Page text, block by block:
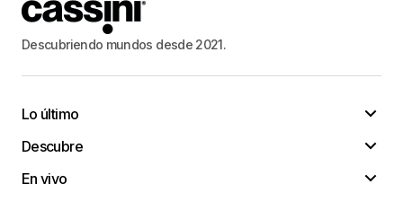
Descubriendo mundos desde 2021.
Lo último
Descubre
En vivo